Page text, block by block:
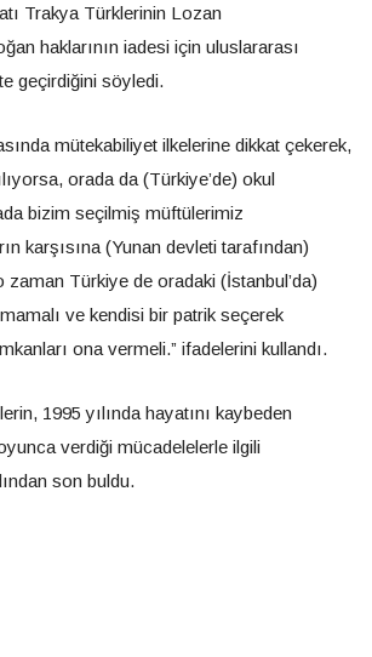
Trakya Türklerinin Lozan
haklarının iadesi için uluslararası
geçirdiğini söyledi.
mütekabiliyet ilkelerine dikkat çekerek,
orada da (Türkiye’de) okul
bizim seçilmiş müftülerimiz
karşısına (Yunan devleti tarafından)
zaman Türkiye de oradaki (İstanbul’da)
ve kendisi bir patrik seçerek
ona vermeli.” ifadelerini kullandı.
1995 yılında hayatını kaybeden
verdiği mücadelelerle ilgili
son buldu.